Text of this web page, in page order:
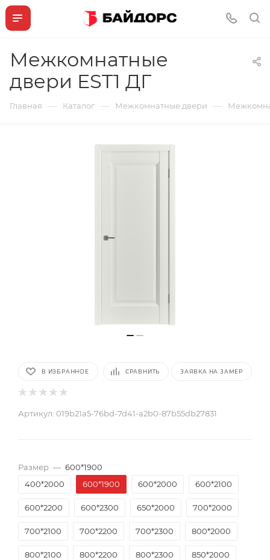
Межкомнатные
двери EST1 ДГ
Главная — Каталог — Межкомнатные двери —
В ИЗБРАННОЕ СРАВНИТЬ ЗАЯВКА НА ЗАМЕР
Артикул: 019b21a5-76bd-7d41-a2b0-87b55db27831
Размер — 600*1900
400*2000
600*1900 600*2000 600*2100
600*2200 600*2300 650*2000 700*2000
700*2100 700*2200 700*2300 800*2000
800*2100 800*2200 800*2300 850*2000